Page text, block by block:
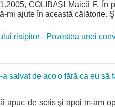
COLIBAŞI Maică F.
mi ajute în această călătorie.
risipitor - Povestea unei
a salvat de acolo fără ca eu să
apuc de scris şi apoi m-am